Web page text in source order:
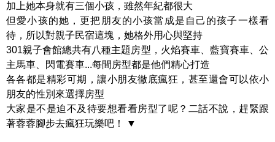
加上她本身就有三個小孩，雖然年紀都很大
但愛小孩的她，更把朋友的小孩當成是自己的孩子一樣看
待，所以對親子民宿這塊，她格外用心與堅持
301親子會館總共有八種主題房型，火焰賽車、藍寶賽車、公
主馬車、閃電賽車...每間房型都是他們精心打造
各各都是精彩可期，讓小朋友徹底瘋狂，甚至還會可以依小
朋友的性別來選擇房型
大家是不是迫不及待要想看看房型了呢？二話不說，趕緊跟
著蓉蓉腳步去瘋狂玩樂吧！ ▼